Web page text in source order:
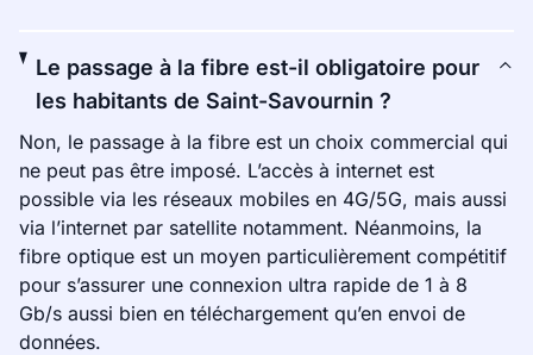
Le passage à la fibre est-il obligatoire pour
les habitants de Saint-Savournin ?
Non, le passage à la fibre est un choix commercial qui
ne peut pas être imposé. L’accès à internet est
possible via les réseaux mobiles en 4G/5G, mais aussi
via l’internet par satellite notamment. Néanmoins, la
fibre optique est un moyen particulièrement compétitif
pour s’assurer une connexion ultra rapide de 1 à 8
Gb/s aussi bien en téléchargement qu’en envoi de
données.